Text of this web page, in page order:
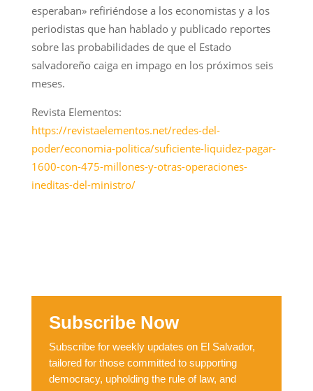
esperaban» refiriéndose a los economistas y a los
periodistas que han hablado y publicado reportes
sobre las probabilidades de que el Estado
salvadoreño caiga en impago en los próximos seis
meses.
Revista Elementos:
https://revistaelementos.net/redes-del-
poder/economia-politica/suficiente-liquidez-pagar-
1600-con-475-millones-y-otras-operaciones-
ineditas-del-ministro/
Subscribe Now
Subscribe for weekly updates on El Salvador,
tailored for those committed to supporting
democracy, upholding the rule of law, and